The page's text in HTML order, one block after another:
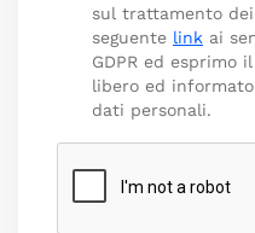
sul trattamento
seguente link ai
GDPR ed esprimo
libero ed
dati personali.